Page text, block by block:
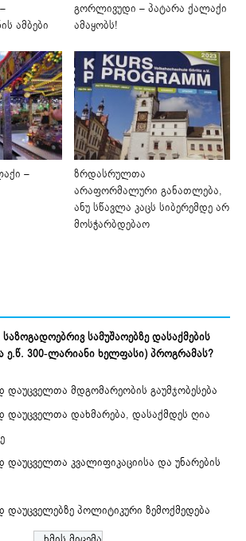
ამბები
გორლივუდი – პატარა ქალაქი
ამაყობს!
–
ზრდასრულთა
არაფორმალური განათლება,
ანუ სწავლა კაცს სიბერემდე არ
მოსჭარბდებაო
საზოგადოებრივ სამუშაოებზე დასაქმების
ე.წ. 300-ლარიანი ხელფასი) პროგრამას?
მდგომარეობის გაუმჯობესება
დახმარება, დასაქმდეს ღია
კვალიფიკაციისა და უნარების
პოლიტიკური ზემოქმედება